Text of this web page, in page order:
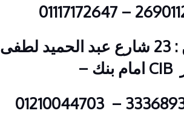
فرع المهندسين : 23 شارع عبد
CIB امام بنك
–